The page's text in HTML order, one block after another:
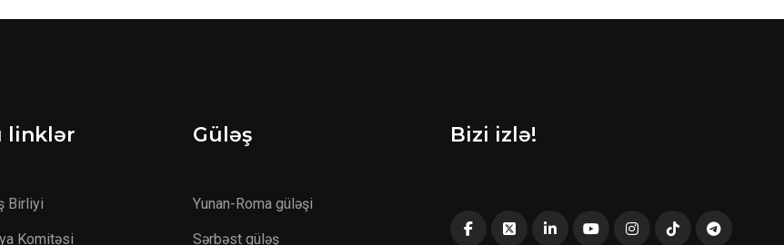
linklər
Birliyi
Komitəsi
Güləş
Yunan-Roma güləşi
Sərbəst güləş
Bizi izlə!